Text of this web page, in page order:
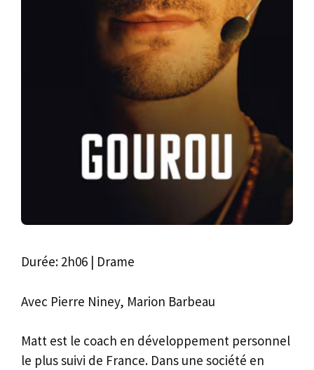
Durée: 2h06 | Drame
Avec Pierre Niney, Marion Barbeau
Matt est le coach en développement personnel
le plus suivi de France. Dans une société en